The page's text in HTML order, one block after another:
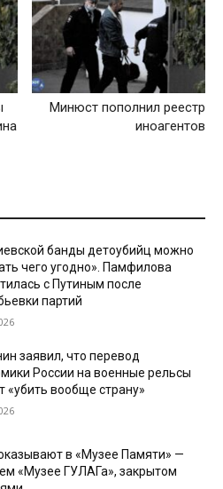
Минюст пополнил реестр
иноагентов
банды детоубийц можно
чего угодно». Памфилова
с Путиным после
партий
заявил, что перевод
России на военные рельсы
«убить вообще страну»
в «Музее Памяти» —
«Музее ГУЛАГа», закрытом